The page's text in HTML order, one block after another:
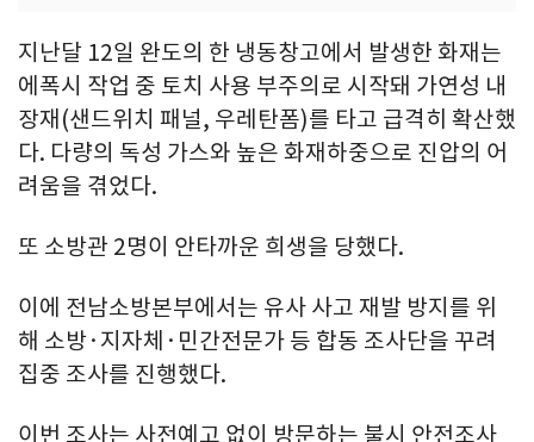
지난달 12일 완도의 한 냉동창고에서 발생한 화재는
에폭시 작업 중 토치 사용 부주의로 시작돼 가연성 내
장재(샌드위치 패널, 우레탄폼)를 타고 급격히 확산했
다. 다량의 독성 가스와 높은 화재하중으로 진압의 어
려움을 겪었다.
또 소방관 2명이 안타까운 희생을 당했다.
이에 전남소방본부에서는 유사 사고 재발 방지를 위
해 소방·지자체·민간전문가 등 합동 조사단을 꾸려
집중 조사를 진행했다.
이번 조사는 사전예고 없이 방문하는 불시 안전조사